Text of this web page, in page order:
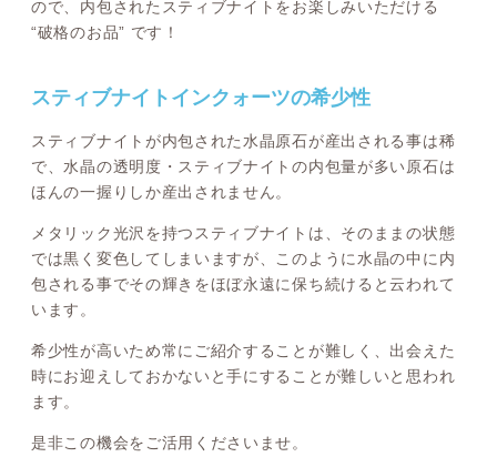
ので、内包されたスティブナイトをお楽しみいただける
“破格のお品” です！
スティブナイトインクォーツの希少性
スティブナイトが内包された水晶原石が産出される事は稀
で、水晶の透明度・スティブナイトの内包量が多い原石は
ほんの一握りしか産出されません。
メタリック光沢を持つスティブナイトは、そのままの状態
では黒く変色してしまいますが、このように水晶の中に内
包される事でその輝きをほぼ永遠に保ち続けると云われて
います。
希少性が高いため常にご紹介することが難しく、出会えた
時にお迎えしておかないと手にすることが難しいと思われ
ます。
是非この機会をご活用くださいませ。